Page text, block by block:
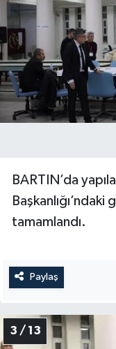
BARTIN’da
Başkanlığı’ndaki
tamamlandı.
Paylaş
3 / 13